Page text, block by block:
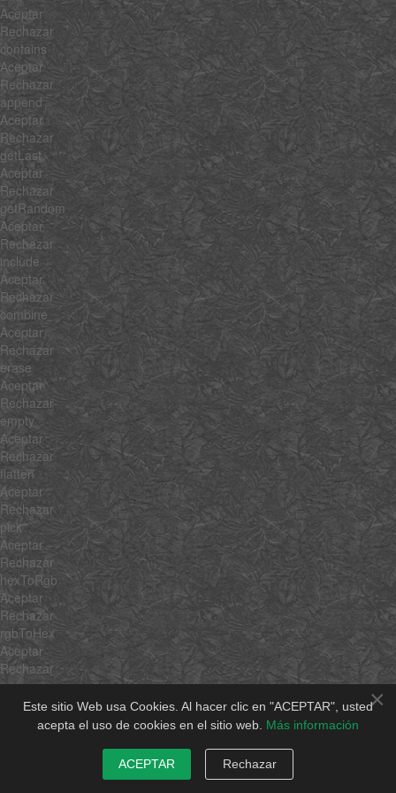
×
Este sitio Web usa Cookies. Al hacer clic en "ACEPTAR", usted
acepta el uso de cookies en el sitio web. Más información
ACEPTAR Rechazar
Aceptar
Rechazar
contains
Aceptar
Rechazar
append
Aceptar
Rechazar
getLast
Aceptar
Rechazar
getRandom
Aceptar
Rechazar
include
Aceptar
Rechazar
combine
Aceptar
Rechazar
erase
Aceptar
Rechazar
empty
Aceptar
Rechazar
flatten
Aceptar
Rechazar
pick
Aceptar
Rechazar
hexToRgb
Aceptar
Rechazar
rgbToHex
Aceptar
Rechazar
min
Aceptar
Rechazar